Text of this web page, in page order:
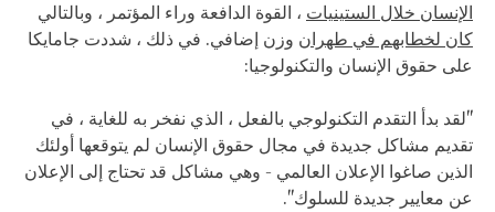
الإنسان خلال الستينيات ، القوة الدافعة وراء المؤتمر ، وبالتالي
كان لخطابهم في طهران وزن إضافي. في ذلك ، شددت جامايكا
على حقوق الإنسان والتكنولوجيا:
"لقد بدأ التقدم التكنولوجي بالفعل ، الذي نفخر به للغاية ، في
تقديم مشاكل جديدة في مجال حقوق الإنسان لم يتوقعها أولئك
الذين صاغوا الإعلان العالمي - وهي مشاكل قد تحتاج إلى الإعلان
عن معايير جديدة للسلوك".